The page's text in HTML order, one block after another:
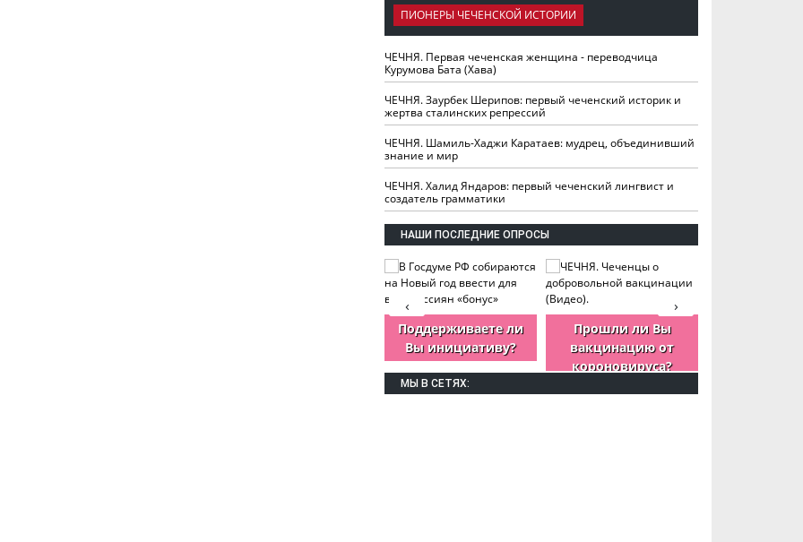
ПИОНЕРЫ ЧЕЧЕНСКОЙ ИСТОРИИ
ЧЕЧНЯ. Первая чеченская женщина - переводчица
Курумова Бата (Хава)
ЧЕЧНЯ. Заурбек Шерипов: первый чеченский историк и
жертва сталинских репрессий
ЧЕЧНЯ. Шамиль-Хаджи Каратаев: мудрец, объединивший
знание и мир
ЧЕЧНЯ. Халид Яндаров: первый чеченский лингвист и
создатель грамматики
НАШИ ПОСЛЕДНИЕ ОПРОСЫ
Поддерживаете ли
Вы инициативу?
Прошли ли Вы
вакцинацию от
короновируса?
›
‹
МЫ В СЕТЯХ: